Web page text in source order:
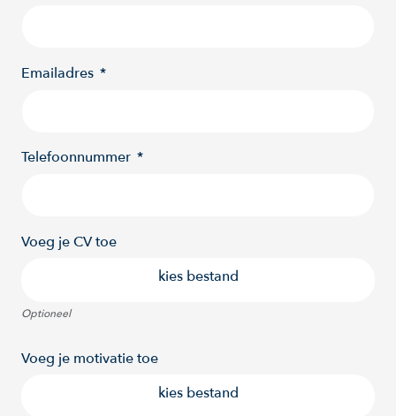
Emailadres
Telefoonnummer
Voeg je CV toe
kies bestand
Optioneel
Voeg je motivatie toe
kies bestand